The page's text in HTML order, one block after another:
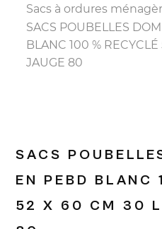
Sacs à ordures
SACS POUBELLES
BLANC 100 %
JAUGE 80
SACS
EN PEBD BLANC
52 X 60 CM 30